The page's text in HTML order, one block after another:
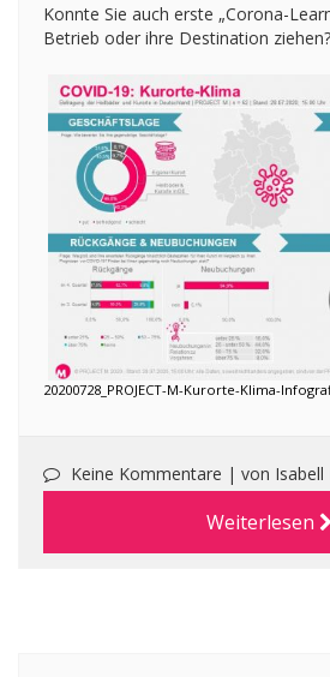
Konnte Sie auch erste „Corona-
Betrieb oder ihre Destination ziehen?
20200728_PROJECT-M-Kurorte-Klima-
Keine Kommentare | von Isabell
Weiterlesen